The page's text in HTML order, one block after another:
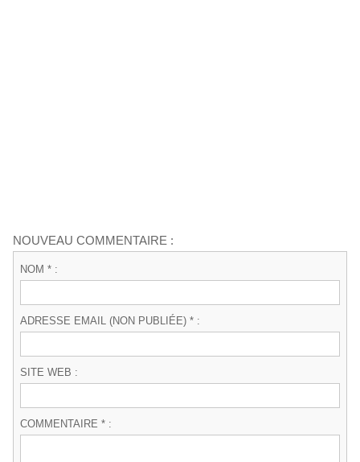
NOUVEAU COMMENTAIRE :
NOM * :
ADRESSE EMAIL (NON PUBLIÉE) * :
SITE WEB :
COMMENTAIRE * :